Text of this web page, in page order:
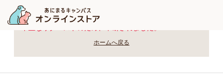
ホームへ戻る